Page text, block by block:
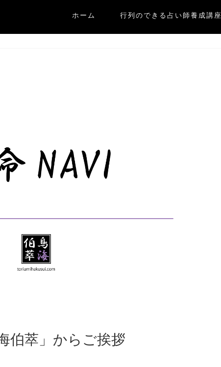
ホーム 行列のできる占い師養成講座
伯萃」からご挨拶